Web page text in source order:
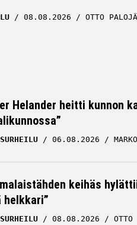
08.08.2026 OTTO
Helander heitti kunnon
06.08.2026
keihäs
helkkari”
08.08.2026 OTTO